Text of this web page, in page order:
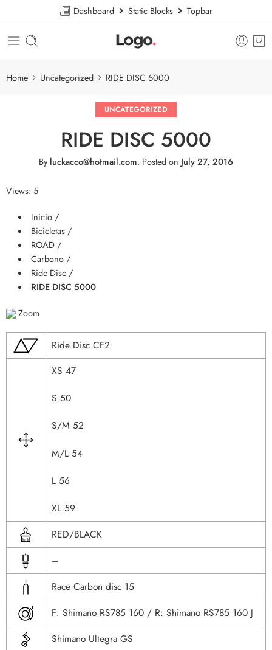
Dashboard Static Blocks Topbar
Home Uncategorized RIDE DISC 5000
UNCATEGORIZED
RIDE DISC 5000
Byluckacco@hotmail.com. Posted on July 27, 2016
Views: 5
Inicio /
Bicicletas /
ROAD /
Carbono /
Ride Disc /
RIDE DISC 5000
Zoom
Ride Disc CF2
XS 47
S 50
S/M 52
M/L 54
L 56
XL 59
RED/BLACK
–
Race Carbon disc 15
F: Shimano RS785 160 / R: Shimano RS785 160 J
Shimano Ultegra GS